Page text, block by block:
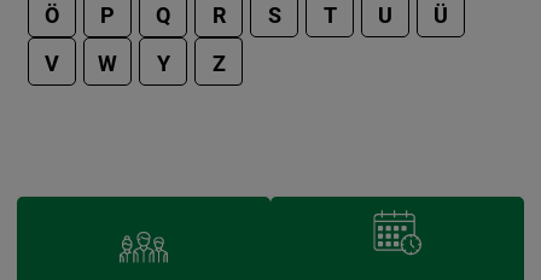
Ö
P Q R S T U
Ü
V
W Y Z